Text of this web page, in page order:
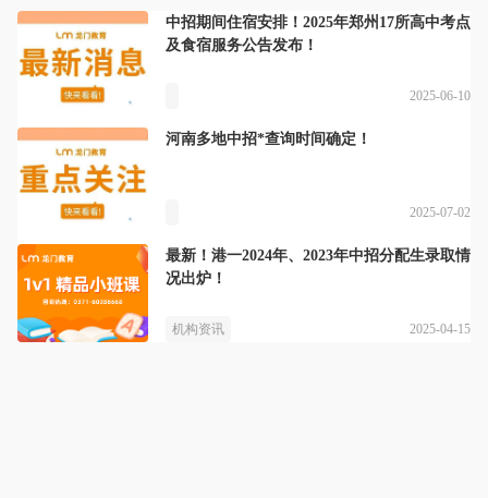
中招期间住宿安排！2025年郑州17所高中考点
及食宿服务公告发布！
2025-06-10
河南多地中招*查询时间确定！
2025-07-02
最新！港一2024年、2023年中招分配生录取情
况出炉！
机构资讯 2025-04-15